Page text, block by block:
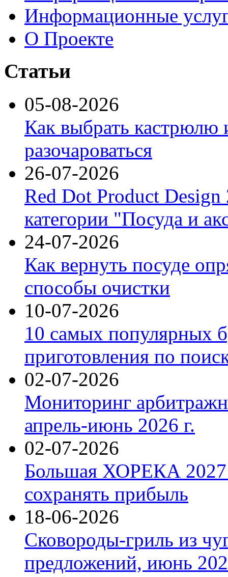
Информационные
О Проекте
Статьи
05-08-2026
Как выбрать кастрюлю
разочароваться
26-07-2026
Red Dot Product Design
категории "Посуда и
24-07-2026
Как вернуть посуде
способы очистки
10-07-2026
10 самых популярных
приготовления по
02-07-2026
Мониторинг
апрель-июнь 2026 г.
02-07-2026
Большая ХОРЕКА 2027:
сохранять прибыль
18-06-2026
Сковороды-гриль из
предложений, июнь